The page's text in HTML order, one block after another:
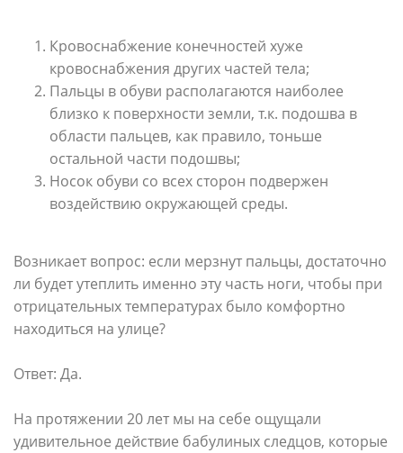
Кровоснабжение конечностей хуже
кровоснабжения других частей тела;
Пальцы в обуви располагаются наиболее
близко к поверхности земли, т.к. подошва в
области пальцев, как правило, тоньше
остальной части подошвы;
Носок обуви со всех сторон подвержен
воздействию окружающей среды.
Возникает вопрос: если мерзнут пальцы, достаточно
ли будет утеплить именно эту часть ноги, чтобы при
отрицательных температурах было комфортно
находиться на улице?
Ответ: Да.
На протяжении 20 лет мы на себе ощущали
удивительное действие бабулиных следцов, которые